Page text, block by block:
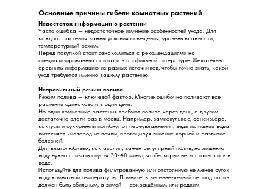
Недостаток информации о растении
Часто ошибка — недостаточное изучение особенностей ухода. Для
каждого растения важны условия освещения, уровень влажности,
температурный режим.
Перед покупкой стоит ознакомиться с рекомендациями на
специализированных сайтах и в профильной литературе. Желательно
сравнить информацию из разных источников, чтобы точно знать, какой
уход требуется именно вашему растению.
Неправильный режим полива
Режим полива — ключевой фактор. Многие ошибочно поливают все
растения одинаково и в один день.
Но одни комнатные растения требуют полива через день, а другим
достаточно влаги раз в месяц. Например, замиокулькас, сансивьера,
кактусы и суккуленты погибнут от переувлажнения, ведь излишняя вода
вытесняет кислород из почвы, провоцируя гниение корней и развитие
болезней.
Для влаголюбивых, как азалия, важен регулярный полив, но лишнюю
воду нужно сливать спустя 30-40 минут, чтобы корни не застаивались в
воде.
Используйте для полива фильтрованную или отстоянную не менее суток
воду комнатной температуры. Помните: в весенне-летний период полив
должен быть обильным, а зимой — сокращённым или редким.
Основные причины гибели комнатных растений